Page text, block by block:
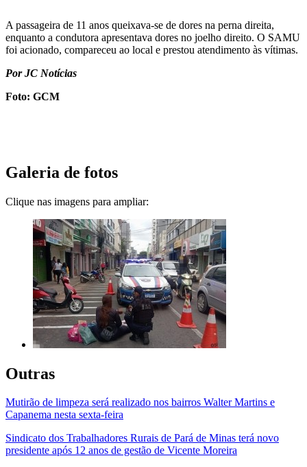
A passageira de 11 anos queixava-se de dores na perna direita,
enquanto a condutora apresentava dores no joelho direito. O SAMU
foi acionado, compareceu ao local e prestou atendimento às vítimas.
Por JC Notícias
Foto: GCM
Galeria de fotos
Clique nas imagens para ampliar:
Outras
Mutirão de limpeza será realizado nos bairros Walter Martins e
Capanema nesta sexta-feira
Sindicato dos Trabalhadores Rurais de Pará de Minas terá novo
presidente após 12 anos de gestão de Vicente Moreira